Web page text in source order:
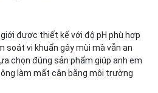
được thiết kế với độ pH phù hợp
soát vi khuẩn gây mùi mà vẫn an
chọn đúng sản phẩm giúp anh em
làm mất cân bằng môi trường